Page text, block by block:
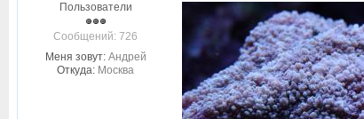
Пользователи
Cообщений: 726
Меня зовут: Андрей
Откуда: Москва